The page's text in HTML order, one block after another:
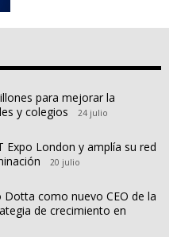
para mejorar la
y colegios
24 julio
Expo London y amplía su red
20 julio
como nuevo CEO de la
de crecimiento en